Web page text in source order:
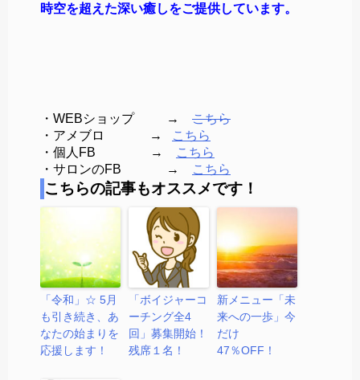
時空を超えた深い癒しをご提供しています。
・WEBショップ → こちら
・アメブロ →
こちら
・個人FB →
こちら
・サロンのFB →
こちら
こちらの記事もオススメです！
「令和」☆ 5月
も引き続き、あ
なたの始まりを
応援します！
「ボイジャーコ
ーチング全4
回」募集開始！
残席１名！
新メニュー「未
来への一歩」今
だけ
47％OFF！